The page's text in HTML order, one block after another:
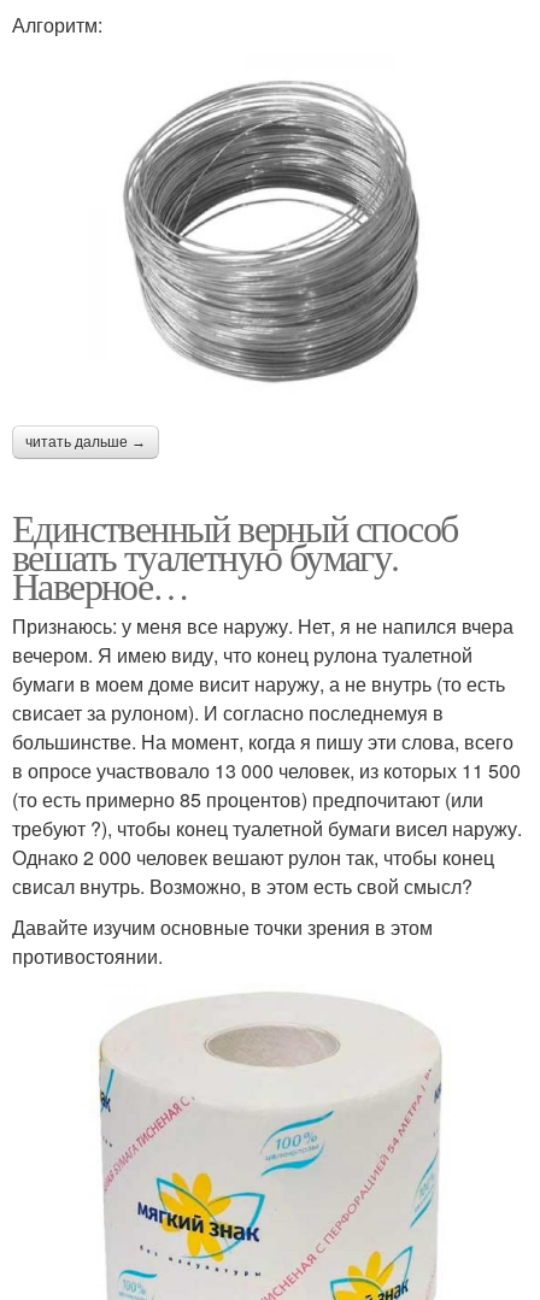
Алгоритм:
читать дальше →
Единственный верный способ
вешать туалетную бумагу.
Наверное…
Признаюсь: у меня все наружу. Нет, я не напился вчера
вечером. Я имею виду, что конец рулона туалетной
бумаги в моем доме висит наружу, а не внутрь (то есть
свисает за рулоном). И согласно последнемуя в
большинстве. На момент, когда я пишу эти слова, всего
в опросе участвовало 13 000 человек, из которых 11 500
(то есть примерно 85 процентов) предпочитают (или
требуют ?), чтобы конец туалетной бумаги висел наружу.
Однако 2 000 человек вешают рулон так, чтобы конец
свисал внутрь. Возможно, в этом есть свой смысл?
Давайте изучим основные точки зрения в этом
противостоянии.